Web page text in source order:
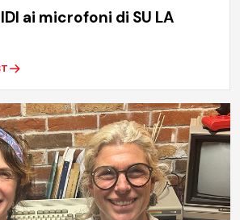
ai microfoni di SU LA